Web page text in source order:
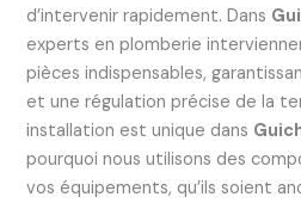
d’intervenir rapidement. Dans
experts en plomberie
pièces indispensables,
et une régulation précise de la
installation est unique dans
pourquoi nous utilisons des
vos équipements, qu’ils soient